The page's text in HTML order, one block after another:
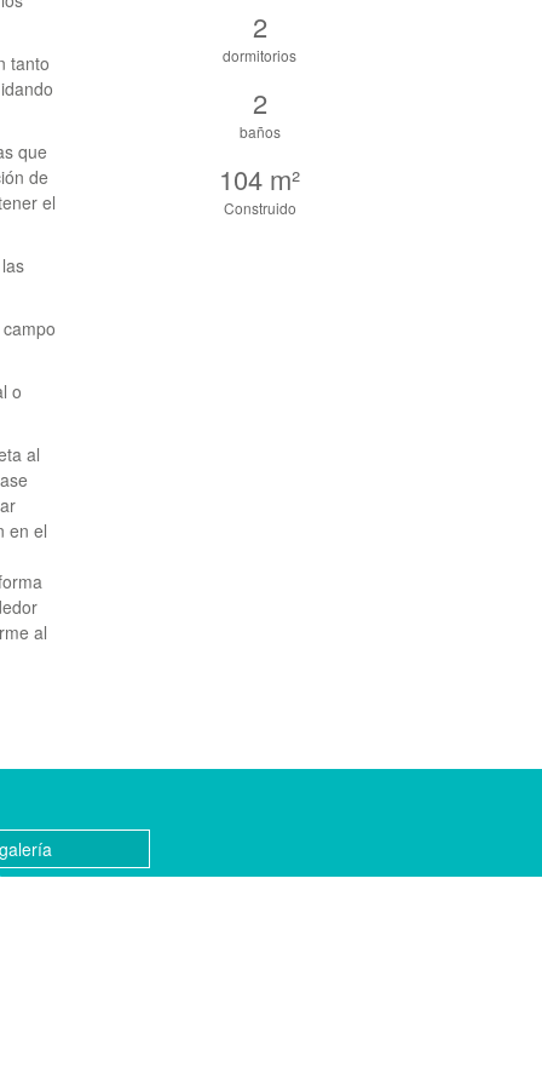
tanto
que
de
el
o
al
en el
‌al
2
dormitorios
2
baños
104 m²
Construido